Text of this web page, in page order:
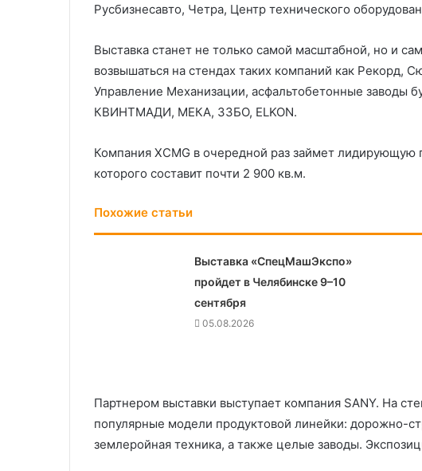
Русбизнесавто, Четра, Центр технического
Выставка станет не только самой масштабной, но и
возвышаться на стендах таких компаний как Рекорд,
Управление Механизации, асфальтобетонные заводы
КВИНТМАДИ, МЕКА, ЗЗБО, ELKON.
Компания XCMG в очередной раз займет
которого составит почти 2 900 кв.м.
Похожие статьи
Выставка «СпецМашЭкспо»
пройдет в Челябинске 9–10
сентября
05.08.2026
Партнером выставки выступает компания SANY. На
популярные модели продуктовой линейки: дорожно-
землеройная техника, а также целые заводы.